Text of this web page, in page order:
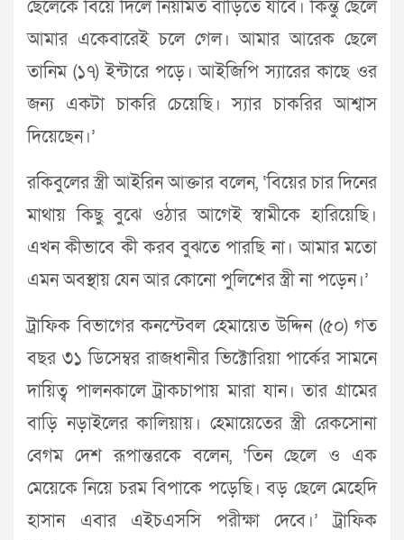
ছেলেকে বিয়ে দিলে নিয়মিত বাড়িতে যাবে। কিন্তু ছেলে
আমার একেবারেই চলে গেল। আমার আরেক ছেলে
তানিম (১৭) ইন্টারে পড়ে। আইজিপি স্যারের কাছে ওর
জন্য একটা চাকরি চেয়েছি। স্যার চাকরির আশ্বাস
দিয়েছেন।’
রকিবুলের স্ত্রী আইরিন আক্তার বলেন, ‘বিয়ের চার দিনের
মাথায় কিছু বুঝে ওঠার আগেই স্বামীকে হারিয়েছি।
এখন কীভাবে কী করব বুঝতে পারছি না। আমার মতো
এমন অবস্থায় যেন আর কোনো পুলিশের স্ত্রী না পড়েন।’
ট্রাফিক বিভাগের কনস্টেবল হেমায়েত উদ্দিন (৫০) গত
বছর ৩১ ডিসেম্বর রাজধানীর ভিক্টোরিয়া পার্কের সামনে
দায়িত্ব পালনকালে ট্রাকচাপায় মারা যান। তার গ্রামের
বাড়ি নড়াইলের কালিয়ায়। হেমায়েতের স্ত্রী রেকসোনা
বেগম দেশ রূপান্তরকে বলেন, ‘তিন ছেলে ও এক
মেয়েকে নিয়ে চরম বিপাকে পড়েছি। বড় ছেলে মেহেদি
হাসান এবার এইচএসসি পরীক্ষা দেবে।’ ট্রাফিক